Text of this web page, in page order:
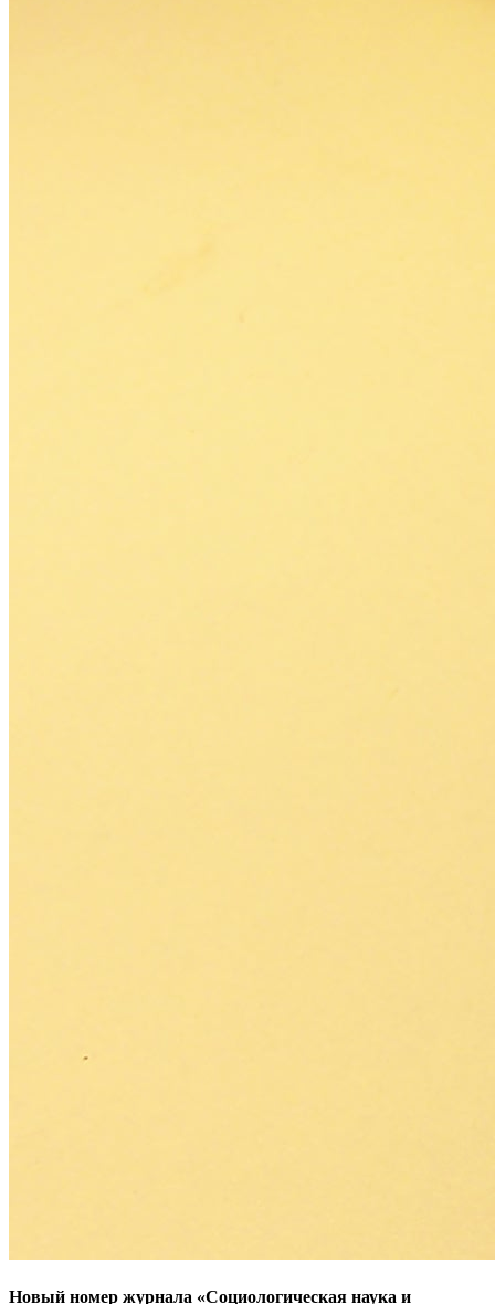
Новый номер журнала «Социологическая наука и